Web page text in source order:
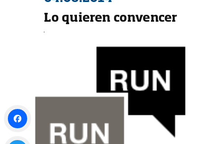
Lo quieren convencer
Facebook